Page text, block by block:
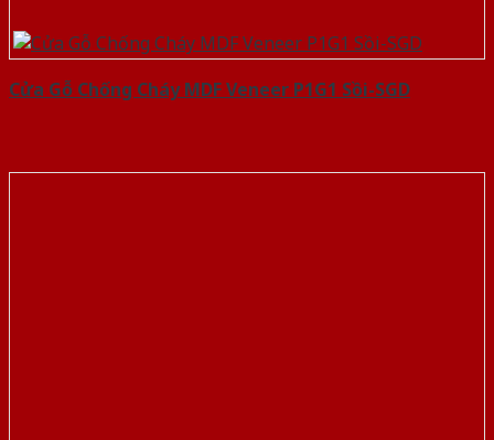
Cửa Gỗ Chống Cháy MDF Veneer P1G1 Sồi-SGD